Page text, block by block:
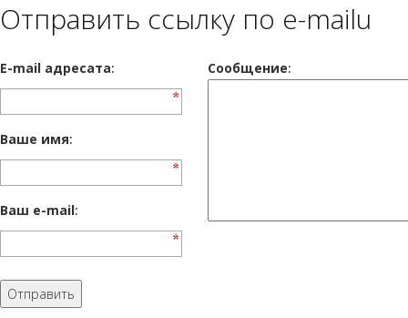
Отправить ссылку по e-mailu
E-mail адресата: Сообщение:
Ваше имя:
Ваш e-mail: